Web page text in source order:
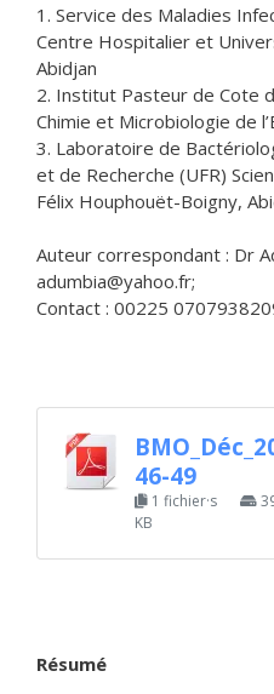
1. Service des Maladies
Centre Hospitalier et
Abidjan
2. Institut Pasteur de Cote
Chimie et Microbiologie de
3. Laboratoire de
et de Recherche (UFR)
Félix Houphouët-Boigny,
Auteur correspondant : Dr
adumbia@yahoo.fr;
Contact : 00225
46-49
1 fichier·s
KB
Résumé